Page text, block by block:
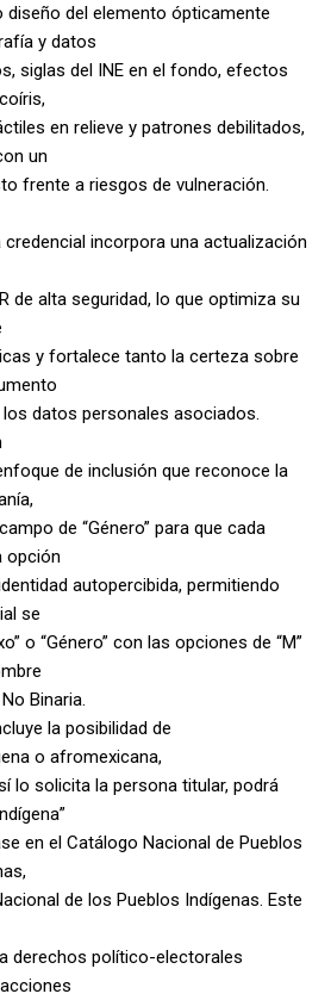
diseño del elemento ópticamente
y datos
siglas del INE en el fondo, efectos
en relieve y patrones debilitados,
un
frente a riesgos de vulneración.
credencial incorpora una actualización
de alta seguridad, lo que optimiza su
y fortalece tanto la certeza sobre
datos personales asociados.
de inclusión que reconoce la
de “Género” para que cada
opción
autopercibida, permitiendo
se
o “Género” con las opciones de “M”
Binaria.
la posibilidad de
o afromexicana,
lo solicita la persona titular, podrá
en el Catálogo Nacional de Pueblos
de los Pueblos Indígenas. Este
derechos político-electorales